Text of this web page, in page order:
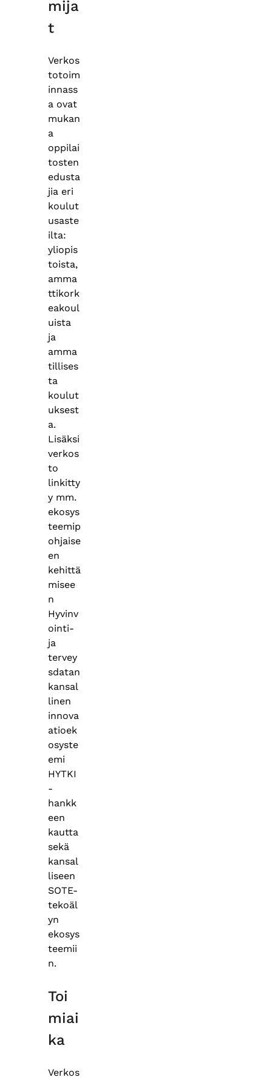
mija
t
Verkos
totoim
innass
a ovat
mukan
a
oppilai
tosten
edusta
jia eri
koulut
usaste
ilta:
yliopis
toista,
amma
ttikork
eakoul
uista
ja
amma
tillises
ta
koulut
uksest
a.
Lisäksi
verkos
to
linkitty
y mm.
ekosys
teemip
ohjaise
en
kehittä
misee
n
Hyvinv
ointi-
ja
tervey
sdatan
kansal
linen
innova
atioek
osyste
emi
HYTKI
-
hankk
een
kautta
sekä
kansal
liseen
SOTE-
tekoäl
yn
ekosys
teemii
n.
Toi
miai
ka
Verkos